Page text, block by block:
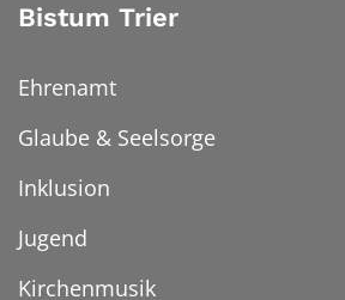
Bistum Trier
Ehrenamt
Glaube & Seelsorge
Inklusion
Jugend
Kirchenmusik